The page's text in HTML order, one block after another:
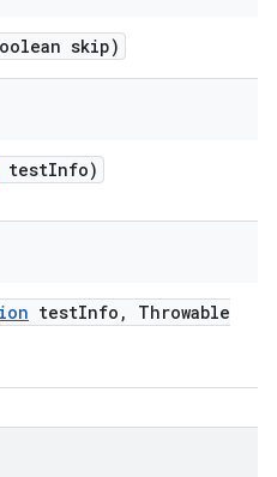
skip)
testInfo)
testInfo ,
Throwable